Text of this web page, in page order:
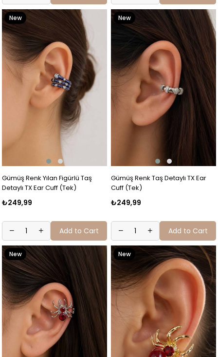
Gümüş Renk Yılan Figürlü Taş
Detaylı TX Ear Cuff (Tek)
₺249,99
New
Item
Add to Cart
Gümüş Renk Taş Detaylı TX Ear
Cuff (Tek)
₺249,99
New
Item
Add to Cart
New
Item
New